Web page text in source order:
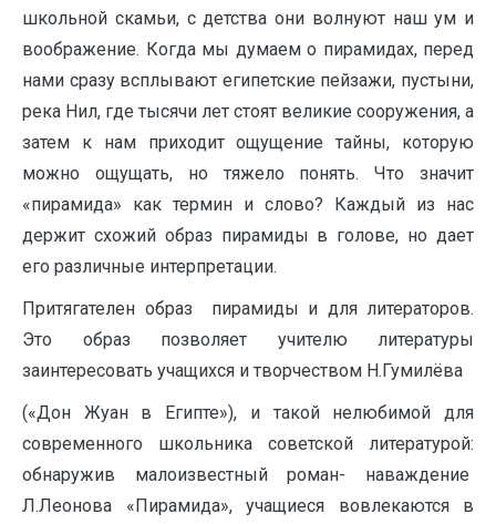
школьной скамьи, с детства они волнуют наш ум и
воображение. Когда мы думаем о пирамидах, перед
нами сразу всплывают египетские пейзажи, пустыни,
река Нил, где тысячи лет стоят великие сооружения, а
затем к нам приходит ощущение тайны, которую
можно ощущать, но тяжело понять. Что значит
«пирамида» как термин и слово? Каждый из нас
держит схожий образ пирамиды в голове, но дает
его различные интерпретации.
Притягателен образ пирамиды и для литераторов.
Это образ позволяет учителю литературы
заинтересовать учащихся и творчеством Н.Гумилёва
(«Дон Жуан в Египте»), и такой нелюбимой для
современного школьника советской литературой:
обнаружив малоизвестный роман- наваждение
Л.Леонова «Пирамида», учащиеся вовлекаются в